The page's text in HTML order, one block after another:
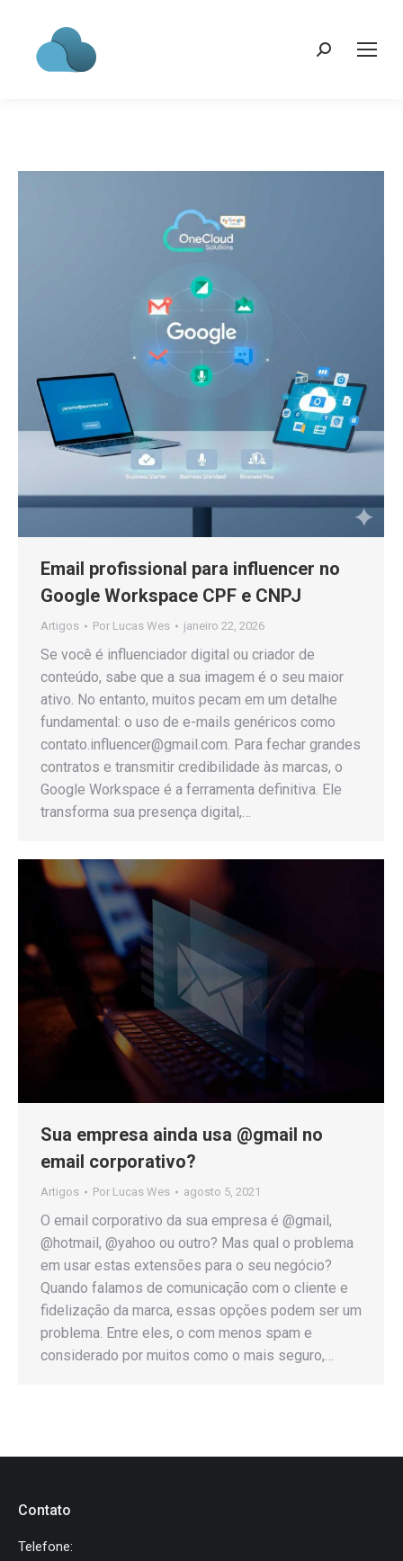
Search:
Email profissional para influencer no
Google Workspace CPF e CNPJ
Artigos Por Lucas Wes janeiro 22, 2026
Se você é influenciador digital ou criador de
conteúdo, sabe que a sua imagem é o seu maior
ativo. No entanto, muitos pecam em um detalhe
fundamental: o uso de e-mails genéricos como
contato.influencer@gmail.com. Para fechar grandes
contratos e transmitir credibilidade às marcas, o
Google Workspace é a ferramenta definitiva. Ele
transforma sua presença digital,…
Sua empresa ainda usa @gmail no
email corporativo?
Artigos Por Lucas Wes agosto 5, 2021
O email corporativo da sua empresa é @gmail,
@hotmail, @yahoo ou outro? Mas qual o problema
em usar estas extensões para o seu negócio?
Quando falamos de comunicação com o cliente e
fidelização da marca, essas opções podem ser um
problema. Entre eles, o com menos spam e
considerado por muitos como o mais seguro,…
Contato
Telefone: